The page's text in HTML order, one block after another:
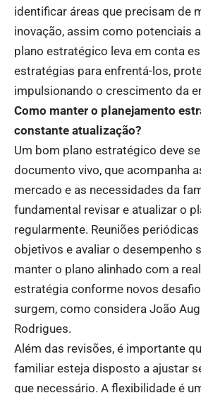
identificar áreas que precisam de
inovação, assim como potenciais
plano estratégico leva em conta
estratégias para enfrentá-los,
impulsionando o crescimento da
Como manter o planejamento
constante atualização?
Um bom plano estratégico deve
documento vivo, que acompanha
mercado e as necessidades da
fundamental revisar e atualizar o
regularmente. Reuniões
objetivos e avaliar o desempenho
manter o plano alinhado com a
estratégia conforme novos
surgem, como considera João
Rodrigues.
Além das revisões, é importante
familiar esteja disposto a ajustar
que necessário. A flexibilidade é